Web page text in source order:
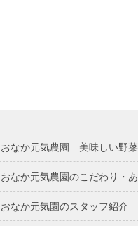
おなか元気農園 美味しい野
おなか元気農園のこだわり・
おなか元気園のスタッフ紹介